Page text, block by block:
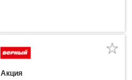
Акция